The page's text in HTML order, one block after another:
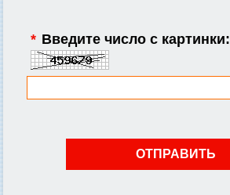
* Введите число с картинки: